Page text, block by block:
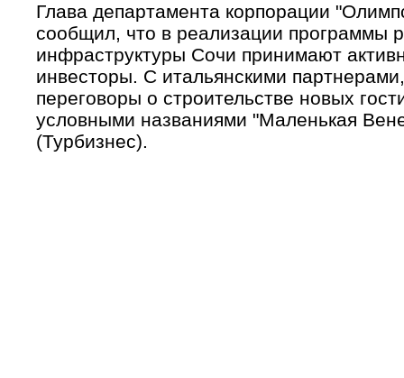
Глава департамента корпорации
сообщил, что в реализации программы
инфраструктуры Сочи принимают
инвесторы. С итальянскими
переговоры о строительстве новых
условными названиями "Маленькая
(Турбизнес).